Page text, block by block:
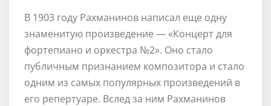
В 1903 году Рахманинов написал еще одну
знаменитую произведение — «Концерт для
фортепиано и оркестра №2». Оно стало
публичным признанием композитора и стало
одним из самых популярных произведений в
его репертуаре. Вслед за ним Рахманинов